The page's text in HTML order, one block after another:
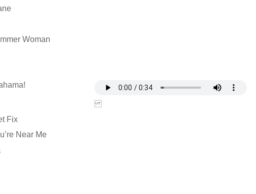
Woman
Fix
Near Me